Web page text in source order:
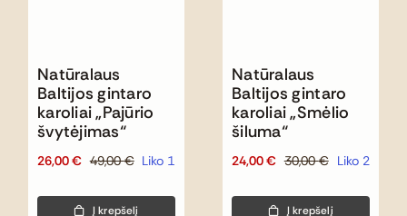
Natūralaus
Baltijos gintaro
karoliai „Pajūrio
švytėjimas“
49,00€
Original
was:
26,00€
Current
is:
Liko 1
Į krepšelį
Natūralaus
Baltijos gintaro
karoliai „Smėlio
šiluma“
30,00€
Original
was:
24,00€
Current
is:
Liko 2
Į krepšelį